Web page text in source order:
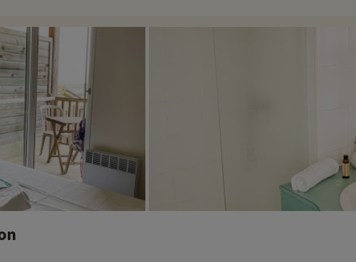
famille à proximité de nos hébergements : zoo, aquarium...Si nous avons
pouvez les découvrir